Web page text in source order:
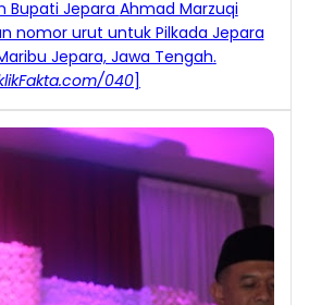
Bupati Jepara Ahmad Marzuqi
nomor urut untuk Pilkada Jepara
Jepara, Jawa Tengah.
/040]